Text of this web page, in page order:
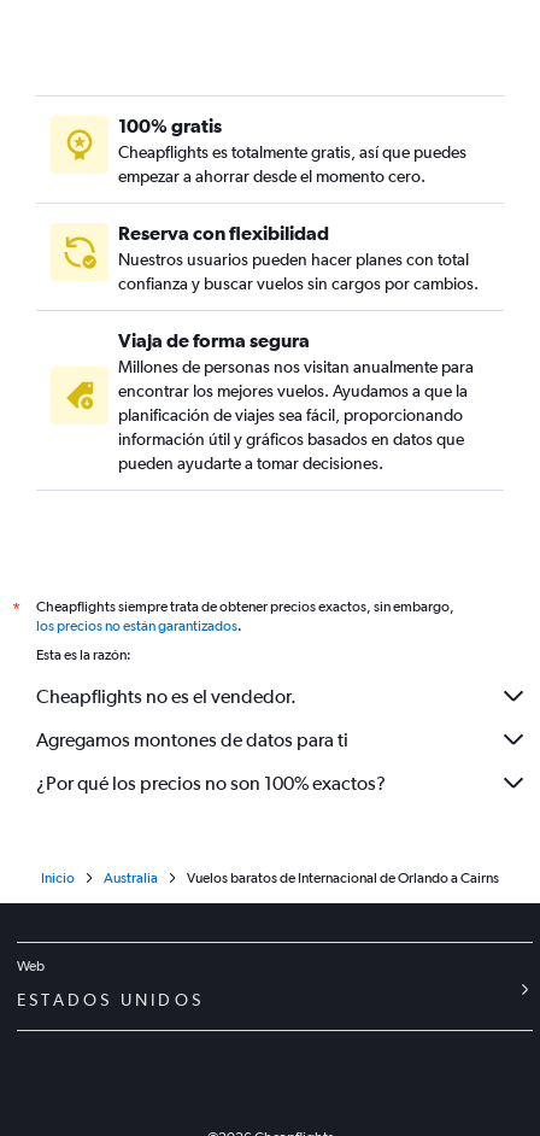
100% gratis
Cheapflights es totalmente gratis, así que puedes
empezar a ahorrar desde el momento cero.
Reserva con flexibilidad
Nuestros usuarios pueden hacer planes con total
confianza y buscar vuelos sin cargos por cambios.
Viaja de forma segura
Millones de personas nos visitan anualmente para
encontrar los mejores vuelos. Ayudamos a que la
planificación de viajes sea fácil, proporcionando
información útil y gráficos basados en datos que
pueden ayudarte a tomar decisiones.
*
Cheapflights siempre trata de obtener precios exactos, sin embargo,
los precios no están garantizados.
Esta es la razón:
Cheapflights no es el vendedor.
Agregamos montones de datos para ti
¿Por qué los precios no son 100% exactos?
Inicio Australia Vuelos baratos de Internacional de Orlando a Cairns
Web
ESTADOS UNIDOS